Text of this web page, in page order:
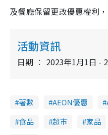
及餐廳保留更改優惠權利
活動資訊
日期 2023年1月1日 -
著數 AEON優惠
食品
超市 家品